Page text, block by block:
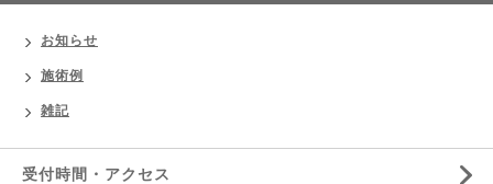
お知らせ
施術例
雑記
受付時間・アクセス